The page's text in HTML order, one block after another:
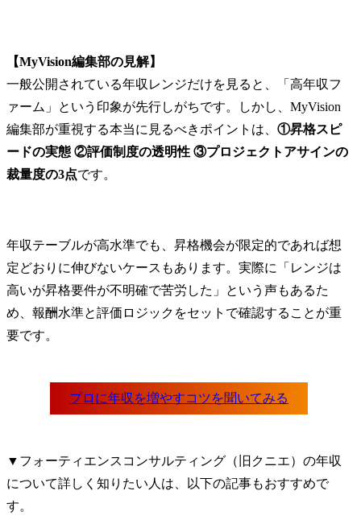
【MyVision編集部の見解】
一般公開されている年収レンジだけを見ると、「高年収フ
ァーム」という印象が先行しがちです。しかし、MyVision
編集部が重視する本当に見るべきポイントは、 ①昇格スピ
ードの実態 ②評価制度の透明性 ③プロジェクトアサインの
裁量度の3点です。
年収テーブルが高水準でも、昇格機会が限定的であれば想
定どおりに伸びないケースもあります。実際に「レンジは
高いが昇格要件が不明確で苦労した」という声もあるた
め、報酬水準と評価ロジックをセットで確認することが重
要です。
▼フォーティエンスコンサルティング（旧クニエ）の年収
について詳しく知りたい人は、以下の記事もおすすめで
す。